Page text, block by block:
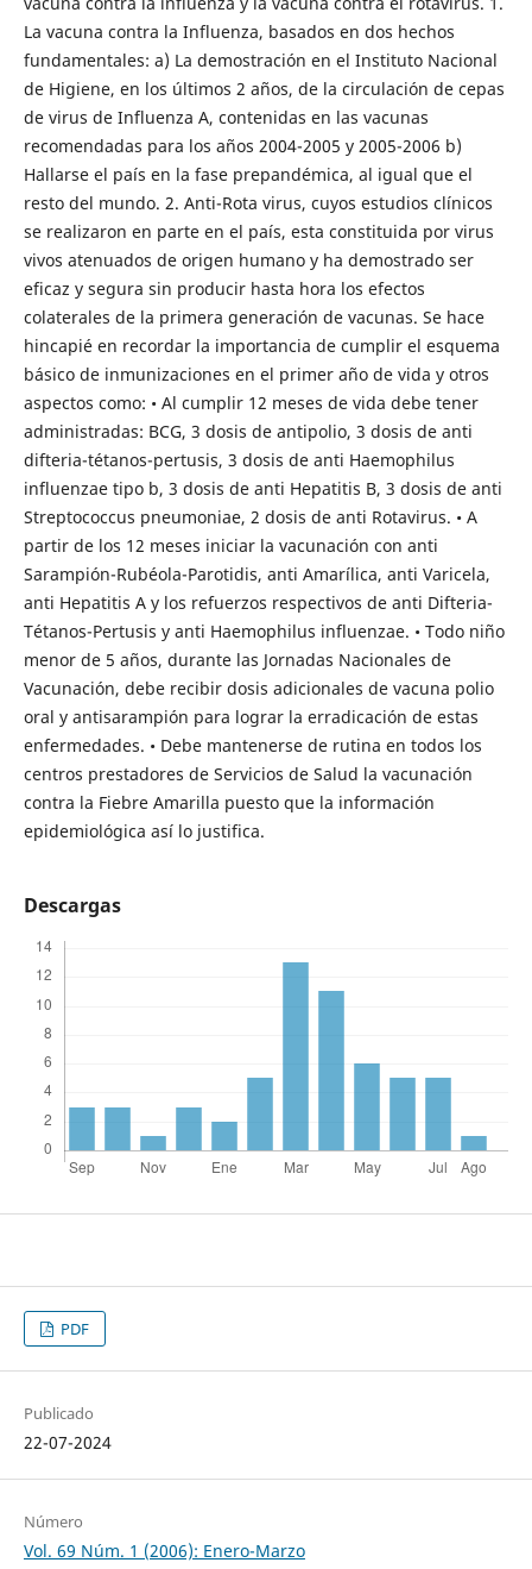
La vacuna contra la Influenza, basados en dos hechos
fundamentales: a) La demostración en el Instituto Nacional
de Higiene, en los últimos 2 años, de la circulación de cepas
de virus de Influenza A, contenidas en las vacunas
recomendadas para los años 2004-2005 y 2005-2006 b)
Hallarse el país en la fase prepandémica, al igual que el
resto del mundo. 2. Anti-Rota virus, cuyos estudios clínicos
se realizaron en parte en el país, esta constituida por virus
vivos atenuados de origen humano y ha demostrado ser
eficaz y segura sin producir hasta hora los efectos
colaterales de la primera generación de vacunas. Se hace
hincapié en recordar la importancia de cumplir el esquema
básico de inmunizaciones en el primer año de vida y otros
aspectos como: • Al cumplir 12 meses de vida debe tener
administradas: BCG, 3 dosis de antipolio, 3 dosis de anti
difteria-tétanos-pertusis, 3 dosis de anti Haemophilus
influenzae tipo b, 3 dosis de anti Hepatitis B, 3 dosis de anti
Streptococcus pneumoniae, 2 dosis de anti Rotavirus. • A
partir de los 12 meses iniciar la vacunación con anti
Sarampión-Rubéola-Parotidis, anti Amarílica, anti Varicela,
anti Hepatitis A y los refuerzos respectivos de anti Difteria-
Tétanos-Pertusis y anti Haemophilus influenzae. • Todo niño
menor de 5 años, durante las Jornadas Nacionales de
Vacunación, debe recibir dosis adicionales de vacuna polio
oral y antisarampión para lograr la erradicación de estas
enfermedades. • Debe mantenerse de rutina en todos los
centros prestadores de Servicios de Salud la vacunación
contra la Fiebre Amarilla puesto que la información
epidemiológica así lo justifica.
Descargas
PDF
Publicado
22-07-2024
Número
Vol. 69 Núm. 1 (2006): Enero-Marzo